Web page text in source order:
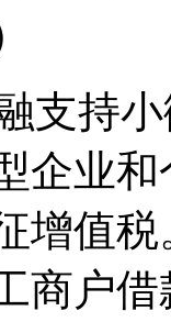
支持
企业
增值
商户